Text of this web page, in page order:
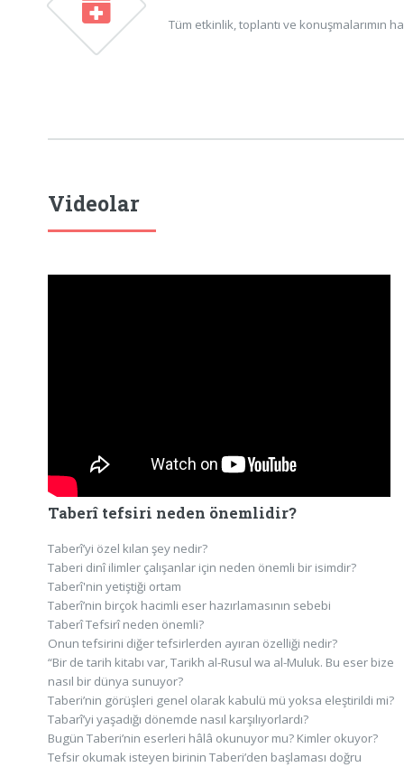
Tüm etkinlik, toplantı ve konuşmalarımın
Videolar
Taberî tefsiri neden önemlidir?
Taberî’yi özel kılan şey nedir?
Taberi dinî ilimler çalışanlar için neden önemli bir isimdir?
Taberî'nin yetiştiği ortam
Taberî’nin birçok hacimli eser hazırlamasının sebebi
Taberî Tefsirî neden önemli?
Onun tefsirini diğer tefsirlerden ayıran özelliği nedir?
“Bir de tarih kitabı var, Tarikh al-Rusul wa al-Muluk. Bu eser bize
nasıl bir dünya sunuyor?
Taberi’nin görüşleri genel olarak kabulü mü yoksa eleştirildi mi?
Tabarî’yi yaşadığı dönemde nasıl karşılıyorlardı?
Bugün Taberi’nin eserleri hâlâ okunuyor mu? Kimler okuyor?
Tefsir okumak isteyen birinin Taberi’den başlaması doğru